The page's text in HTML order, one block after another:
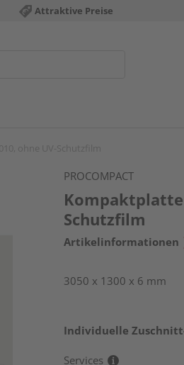
Attraktive Preise
PROCOMPACT
Kompaktplatte
Schutzfilm
Artikelinformationen
3050 x 1300 x 6 mm
Individuelle
Services